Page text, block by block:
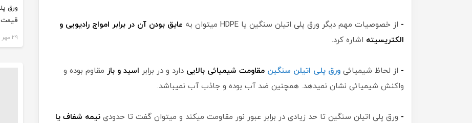
- از خصوصیات مهم دیگر ورق پلی اتیلن سنگین یا HDPE میتوان به
عایق بودن آن در برابر امواج رادیویی و
الکتریسیته اشاره کرد.
- از لحاظ شیمیائی ورق پلی اتیلن سنگین مقاومت شیمیائی بالایی دارد و در برابر اسید و باز مقاوم بوده و
واکنش شیمیائی نشان نمیدهد. همچنین ضد آب بوده و جاذب آب نمیباشد.
- ورق پلی اتیلن سنگین تا حد زیادی در برابر عبور نور مقاومت میکند و میتوان گفت تا حدودی نیمه شفاف یا
ورق
قیمت
29 مهر 1403